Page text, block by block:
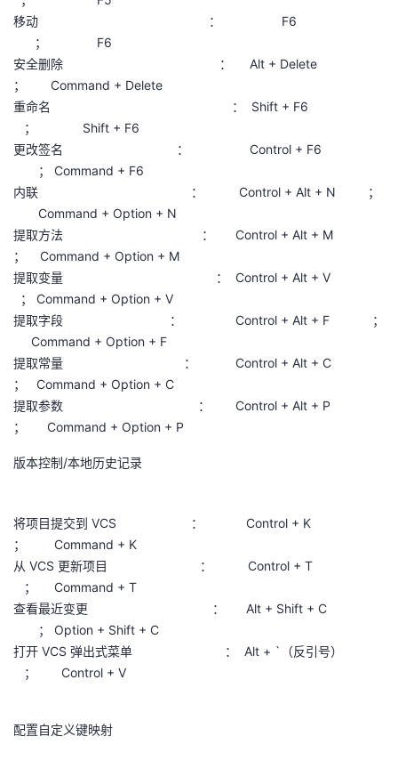
移动 ： F6
； F6
安全删除 ： Alt + Delete
； Command + Delete
重命名 ： Shift + F6
； Shift + F6
更改签名 ： Control + F6
； Command + F6
内联 ： Control + Alt + N ；
Command + Option + N
提取方法 ： Control + Alt + M
； Command + Option + M
提取变量 ： Control + Alt + V
； Command + Option + V
提取字段 ： Control + Alt + F ；
Command + Option + F
提取常量 ： Control + Alt + C
； Command + Option + C
提取参数 ： Control + Alt + P
； Command + Option + P
版本控制/本地历史记录
将项目提交到 VCS ： Control + K
； Command + K
从 VCS 更新项目 ： Control + T
； Command + T
查看最近变更 ： Alt + Shift + C
； Option + Shift + C
打开 VCS 弹出式菜单 ： Alt + `（反引号）
； Control + V
配置自定义键映射